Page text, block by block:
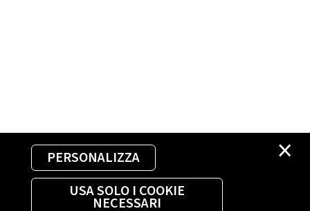
×
PERSONALIZZA
USA SOLO I COOKIE
NECESSARI